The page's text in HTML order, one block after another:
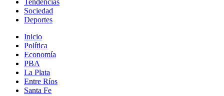
Tendencias
Sociedad
Deportes
Inicio
Política
Economía
PBA
La Plata
Entre Ríos
Santa Fe